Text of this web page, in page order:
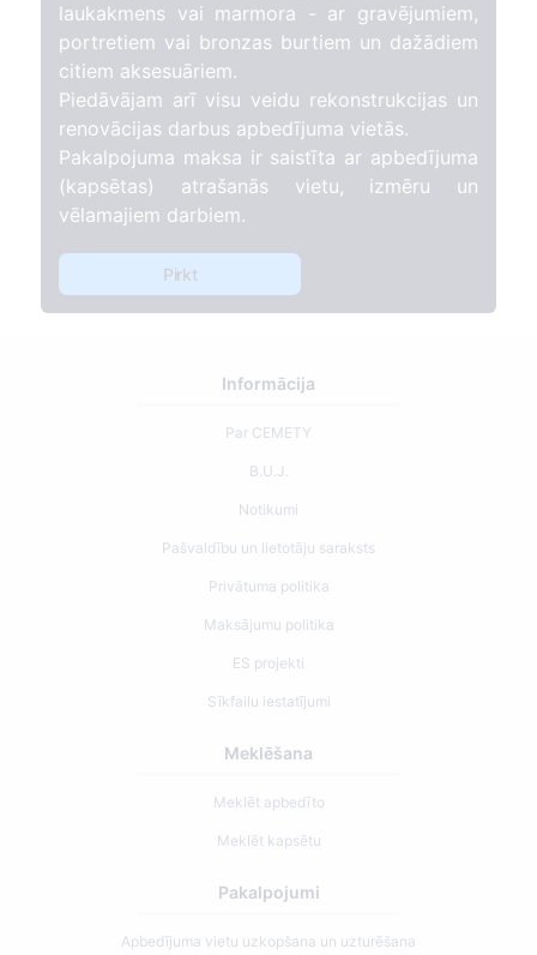
laukakmens vai marmora - ar gravējumiem,
portretiem vai bronzas burtiem un dažādiem
citiem aksesuāriem.
Piedāvājam arī visu veidu rekonstrukcijas un
renovācijas darbus apbedījuma vietās.
Pakalpojuma maksa ir saistīta ar apbedījuma
(kapsētas) atrašanās vietu, izmēru un
vēlamajiem darbiem.
Pirkt
Informācija
Par CEMETY
B.U.J.
Notikumi
Pašvaldību un lietotāju saraksts
Privātuma politika
Maksājumu politika
ES projekti
Sīkfailu iestatījumi
Meklēšana
Meklēt apbedīto
Meklēt kapsētu
Pakalpojumi
Apbedījuma vietu uzkopšana un uzturēšana